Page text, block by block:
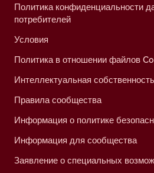
Политика конфиденциальности
потребителей
Условия
Политика в отношении файлов
Интеллектуальная собственность
Правила сообщества
Информация о политике
Информация для сообщества
Заявление о специальных